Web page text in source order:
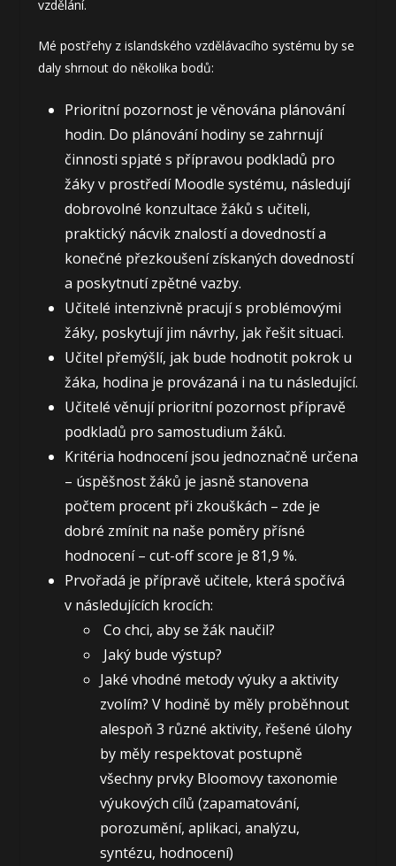
vzdělání.
Mé postřehy z islandského vzdělávacího systému by se
daly shrnout do několika bodů:
Prioritní pozornost je věnována plánování
hodin. Do plánování hodiny se zahrnují
činnosti spjaté s přípravou podkladů pro
žáky v prostředí Moodle systému, následují
dobrovolné konzultace žáků s učiteli,
praktický nácvik znalostí a dovedností a
konečné přezkoušení získaných dovedností
a poskytnutí zpětné vazby.
Učitelé intenzivně pracují s problémovými
žáky, poskytují jim návrhy, jak řešit situaci.
Učitel přemýšlí, jak bude hodnotit pokrok u
žáka, hodina je provázaná i na tu následující.
Učitelé věnují prioritní pozornost přípravě
podkladů pro samostudium žáků.
Kritéria hodnocení jsou jednoznačně určena
– úspěšnost žáků je jasně stanovena
počtem procent při zkouškách – zde je
dobré zmínit na naše poměry přísné
hodnocení – cut-off score je 81,9 %.
Prvořadá je přípravě učitele, která spočívá
v následujících krocích:
Co chci, aby se žák naučil?
Jaký bude výstup?
Jaké vhodné metody výuky a aktivity
zvolím? V hodině by měly proběhnout
alespoň 3 různé aktivity, řešené úlohy
by měly respektovat postupně
všechny prvky Bloomovy taxonomie
výukových cílů (zapamatování,
porozumění, aplikaci, analýzu,
syntézu, hodnocení)